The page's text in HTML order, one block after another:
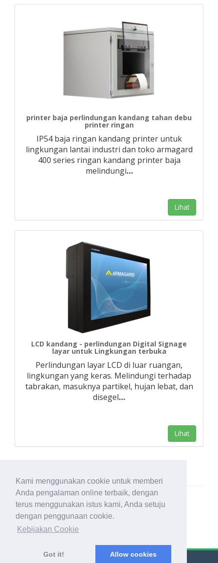
Kami menggunakan cookie untuk memberi
Anda pengalaman online terbaik, dengan
terus menggunakan istus kami, Anda setuju
dengan penggunaan cookie.
Kebijakan Cookie
Got it! Allow cookies
printer baja perlindungan kandang tahan debu
printer ringan
IP54 baja ringan kandang printer untuk
lingkungan lantai industri dan toko armagard
400 series ringan kandang printer baja
melindungi…
Lihat
LCD kandang - perlindungan Digital Signage
layar untuk Lingkungan terbuka
Perlindungan layar LCD di luar ruangan,
lingkungan yang keras. Melindungi terhadap
tabrakan, masuknya partikel, hujan lebat, dan
disegel…
Lihat